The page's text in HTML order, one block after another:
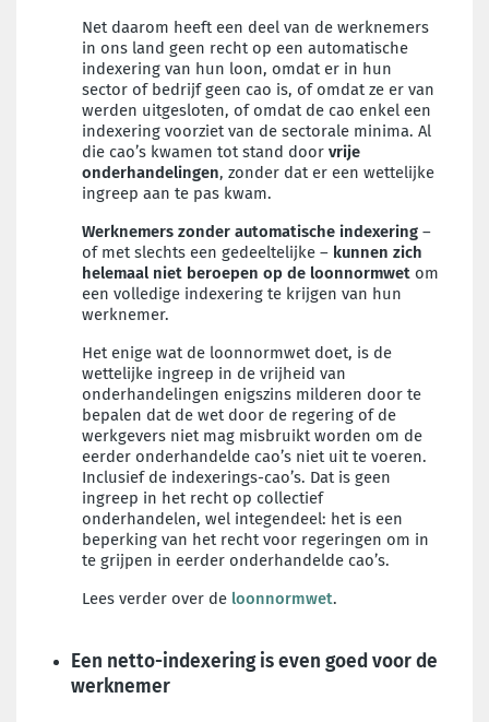
Net daarom heeft een deel van de werknemers
in ons land geen recht op een automatische
indexering van hun loon, omdat er in hun
sector of bedrijf geen cao is, of omdat ze er van
werden uitgesloten, of omdat de cao enkel een
indexering voorziet van de sectorale minima. Al
die cao’s kwamen tot stand door vrije
onderhandelingen, zonder dat er een wettelijke
ingreep aan te pas kwam.
Werknemers zonder automatische indexering –
of met slechts een gedeeltelijke – kunnen zich
helemaal niet beroepen op de loonnormwet om
een volledige indexering te krijgen van hun
werknemer.
Het enige wat de loonnormwet doet, is de
wettelijke ingreep in de vrijheid van
onderhandelingen enigszins milderen door te
bepalen dat de wet door de regering of de
werkgevers niet mag misbruikt worden om de
eerder onderhandelde cao’s niet uit te voeren.
Inclusief de indexerings-cao’s. Dat is geen
ingreep in het recht op collectief
onderhandelen, wel integendeel: het is een
beperking van het recht voor regeringen om in
te grijpen in eerder onderhandelde cao’s.
Lees verder over de loonnormwet.
Een netto-indexering is even goed voor de
werknemer